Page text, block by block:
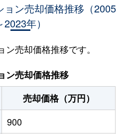
万円 深井
万円 深井 徒歩9分
万円 泉ケ丘
深井 徒歩14分
万円
ョン売却価格推移（2005
2023年）
売却価格推移です。
ン売却価格推移
売却価格（万円）
900